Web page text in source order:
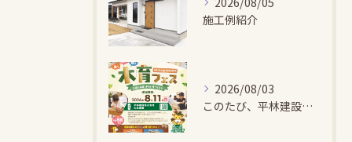
施工例紹介
2026/08/03
このたび、平林建設では、お子さまが木とふれあい・木について学...